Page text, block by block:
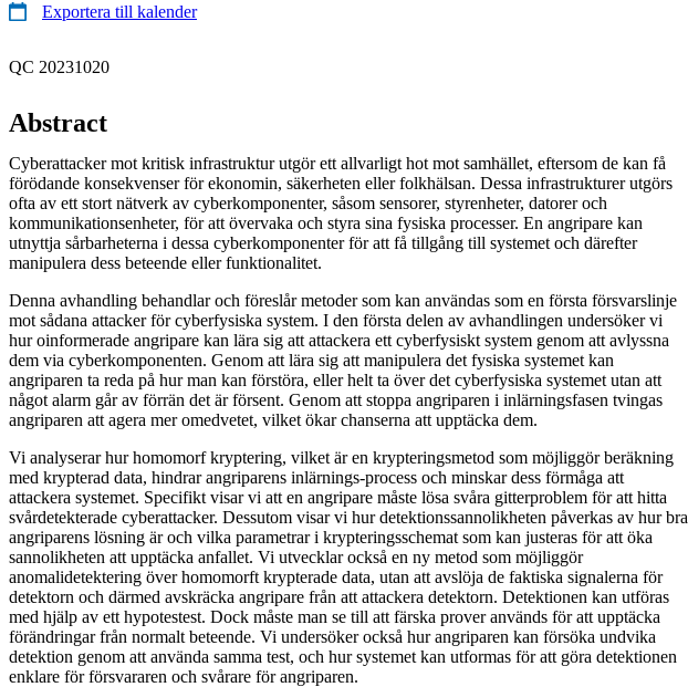
Exportera till kalender
QC 20231020
Abstract
Cyberattacker mot kritisk infrastruktur utgör ett allvarligt hot mot samhället, eftersom de kan få
förödande konsekvenser för ekonomin, säkerheten eller folkhälsan. Dessa infrastrukturer utgörs
ofta av ett stort nätverk av cyberkomponenter, såsom sensorer, styrenheter, datorer och
kommunikationsenheter, för att övervaka och styra sina fysiska processer. En angripare kan
utnyttja sårbarheterna i dessa cyberkomponenter för att få tillgång till systemet och därefter
manipulera dess beteende eller funktionalitet.
Denna avhandling behandlar och föreslår metoder som kan användas som en första försvarslinje
mot sådana attacker för cyberfysiska system. I den första delen av avhandlingen undersöker vi
hur oinformerade angripare kan lära sig att attackera ett cyberfysiskt system genom att avlyssna
dem via cyberkomponenten. Genom att lära sig att manipulera det fysiska systemet kan
angriparen ta reda på hur man kan förstöra, eller helt ta över det cyberfysiska systemet utan att
något alarm går av förrän det är försent. Genom att stoppa angriparen i inlärningsfasen tvingas
angriparen att agera mer omedvetet, vilket ökar chanserna att upptäcka dem.
Vi analyserar hur homomorf kryptering, vilket är en krypteringsmetod som möjliggör beräkning
med krypterad data, hindrar angriparens inlärnings-process och minskar dess förmåga att
attackera systemet. Specifikt visar vi att en angripare måste lösa svåra gitterproblem för att hitta
svårdetekterade cyberattacker. Dessutom visar vi hur detektionssannolikheten påverkas av hur bra
angriparens lösning är och vilka parametrar i krypteringsschemat som kan justeras för att öka
sannolikheten att upptäcka anfallet. Vi utvecklar också en ny metod som möjliggör
anomalidetektering över homomorft krypterade data, utan att avslöja de faktiska signalerna för
detektorn och därmed avskräcka angripare från att attackera detektorn. Detektionen kan utföras
med hjälp av ett hypotestest. Dock måste man se till att färska prover används för att upptäcka
förändringar från normalt beteende. Vi undersöker också hur angriparen kan försöka undvika
detektion genom att använda samma test, och hur systemet kan utformas för att göra detektionen
enklare för försvararen och svårare för angriparen.